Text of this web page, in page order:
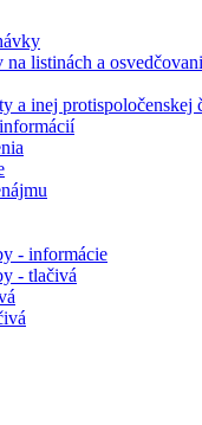
listinách a
a inej protispoločenskej
- informácie
- tlačivá